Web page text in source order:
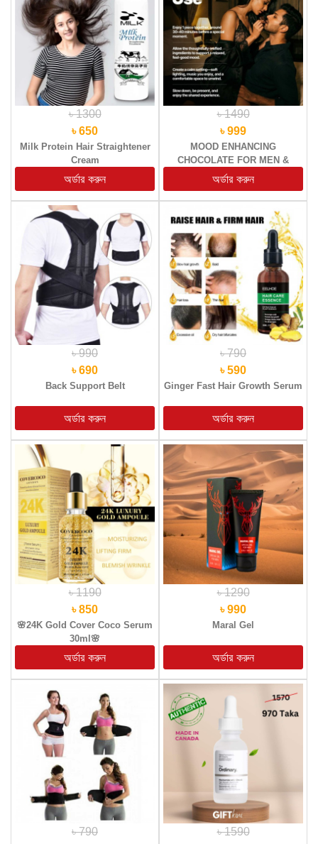
৳ 1300
৳ 650
Milk Protein Hair Straightener
Cream
৳ 1490
৳ 999
MOOD ENHANCING
CHOCOLATE FOR MEN &
WOMEN
৳ 990
৳ 690
Back Support Belt
৳ 790
৳ 590
Ginger Fast Hair Growth Serum
৳ 1190
৳ 850
🌸24K Gold Cover Coco Serum
30ml🌸
৳ 1290
৳ 990
Maral Gel
৳ 790
৳ 1590